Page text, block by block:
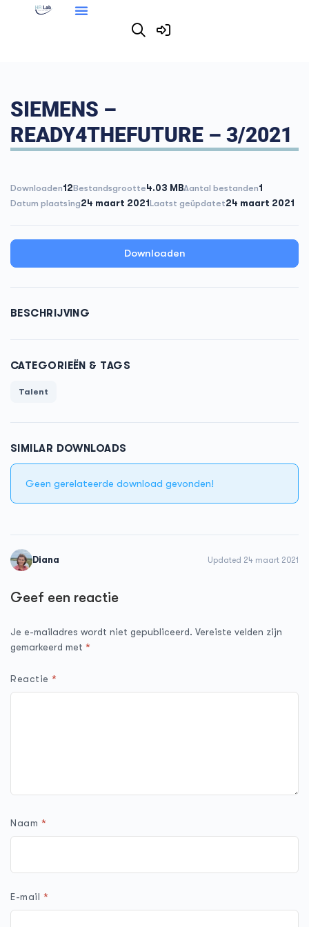
SIEMENS –
READY4THEFUTURE – 3/2021
Downloaden12Bestandsgrootte4.03 MBAantal bestanden1
Datum plaatsing24 maart 2021Laatst geüpdatet24 maart 2021
Downloaden
BESCHRIJVING
CATEGORIEËN & TAGS
Talent
SIMILAR DOWNLOADS
Geen gerelateerde download gevonden!
Diana Updated 24 maart 2021
Geef een reactie
Je e-mailadres wordt niet gepubliceerd. Vereiste velden zijn
gemarkeerd met *
Reactie*
Naam *
E-mail *